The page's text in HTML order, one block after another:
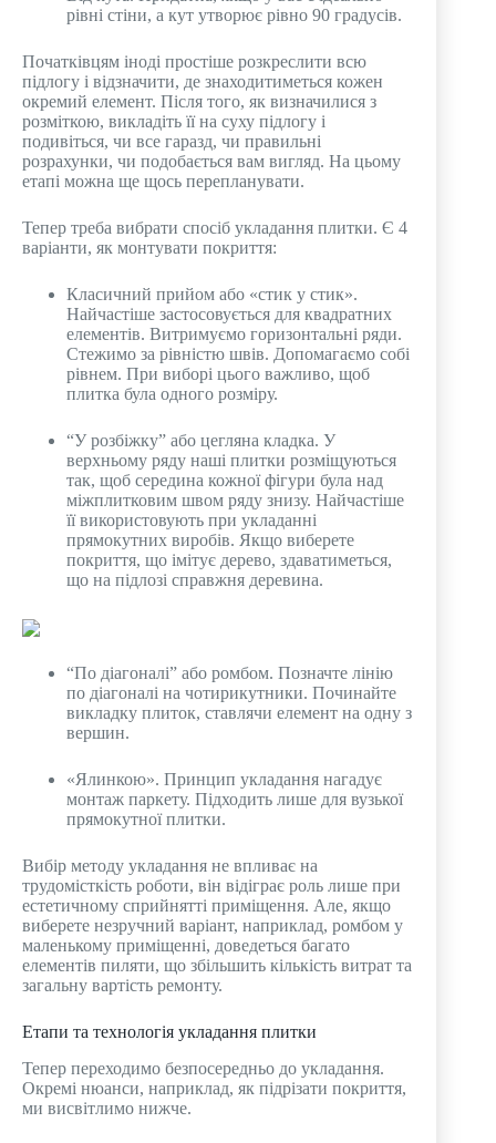
рівні стіни, а кут утворює рівно 90 градусів.
Початківцям іноді простіше розкреслити всю
підлогу і відзначити, де знаходитиметься кожен
окремий елемент. Після того, як визначилися з
розміткою, викладіть її на суху підлогу і
подивіться, чи все гаразд, чи правильні
розрахунки, чи подобається вам вигляд. На цьому
етапі можна ще щось перепланувати.
Тепер треба вибрати спосіб укладання плитки. Є 4
варіанти, як монтувати покриття:
Класичний прийом або «стик у стик».
Найчастіше застосовується для квадратних
елементів. Витримуємо горизонтальні ряди.
Стежимо за рівністю швів. Допомагаємо собі
рівнем. При виборі цього важливо, щоб
плитка була одного розміру.
“У розбіжку” або цегляна кладка. У
верхньому ряду наші плитки розміщуються
так, щоб середина кожної фігури була над
міжплитковим швом ряду знизу. Найчастіше
її використовують при укладанні
прямокутних виробів. Якщо виберете
покриття, що імітує дерево, здаватиметься,
що на підлозі справжня деревина.
“По діагоналі” або ромбом. Позначте лінію
по діагоналі на чотирикутники. Починайте
викладку плиток, ставлячи елемент на одну з
вершин.
«Ялинкою». Принцип укладання нагадує
монтаж паркету. Підходить лише для вузької
прямокутної плитки.
Вибір методу укладання не впливає на
трудомісткість роботи, він відіграє роль лише при
естетичному сприйнятті приміщення. Але, якщо
виберете незручний варіант, наприклад, ромбом у
маленькому приміщенні, доведеться багато
елементів пиляти, що збільшить кількість витрат та
загальну вартість ремонту.
Етапи та технологія укладання плитки
Тепер переходимо безпосередньо до укладання.
Окремі нюанси, наприклад, як підрізати покриття,
ми висвітлимо нижче.